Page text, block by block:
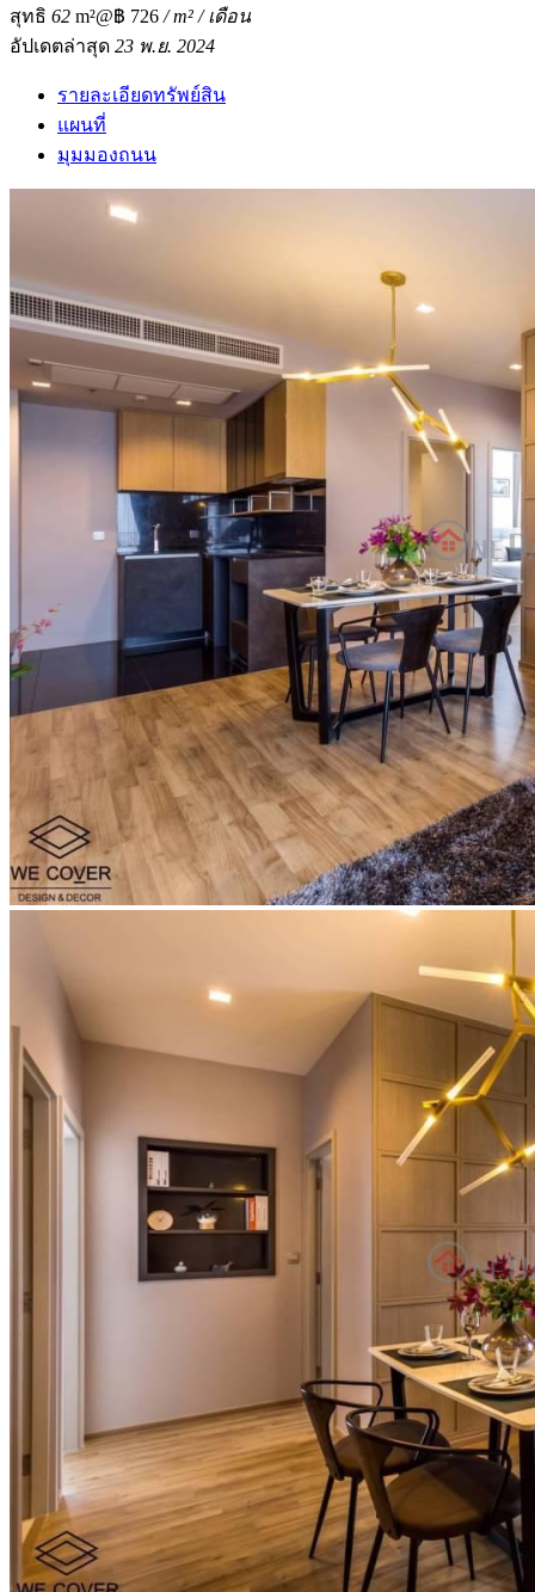
สุทธิ 62 m²@฿ 726 / m² / เดือน
อัปเดตล่าสุด 23 พ.ย. 2024
รายละเอียดทรัพย์สิน
แผนที่
มุมมองถนน